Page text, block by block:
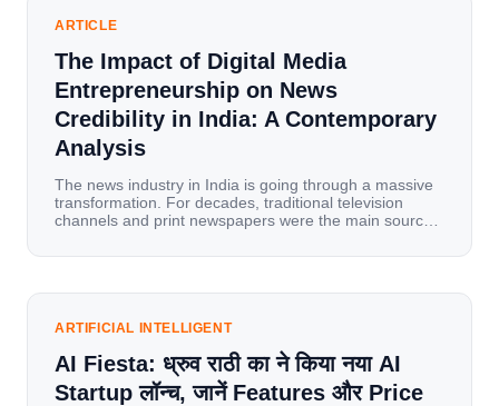
ARTICLE
The Impact of Digital Media
Entrepreneurship on News
Credibility in India: A Contemporary
Analysis
The news industry in India is going through a massive
transformation. For decades, traditional television
channels and print newspapers were the main sources
mobile data, affordable smartphones, and high-speed
has become a mobile-first market where consumers
ARTIFICIAL INTELLIGENT
AI Fiesta: ध्रुव राठी का ने किया नया AI
Startup लॉन्च, जानें Features और Price